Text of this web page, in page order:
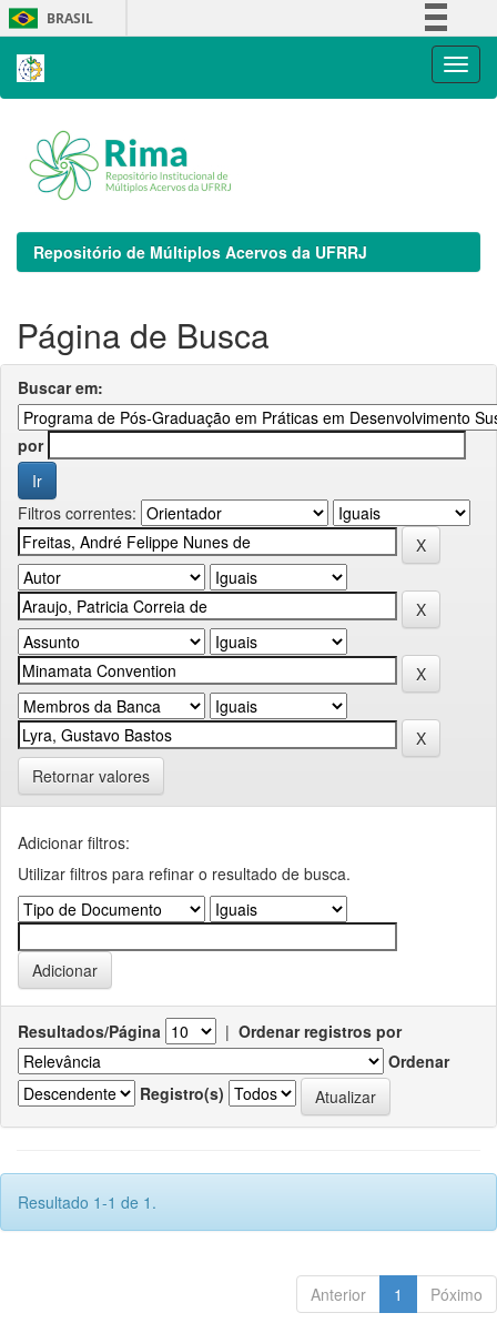
Skip
navigation
BRASIL
Repositório de Múltiplos Acervos da UFRRJ
Página de Busca
Buscar em:
por
Filtros correntes:
Retornar valores
Adicionar filtros:
Utilizar filtros para refinar o resultado de busca.
Resultados/Página | Ordenar registros por
Ordenar
Registro(s)
Resultado 1-1 de 1.
Anterior 1 Póximo